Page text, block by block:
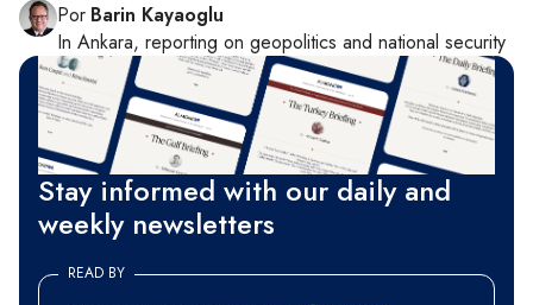
Por Barin Kayaoglu
In Ankara, reporting on geopolitics and national security
Stay informed with our daily and
weekly newsletters
READ BY